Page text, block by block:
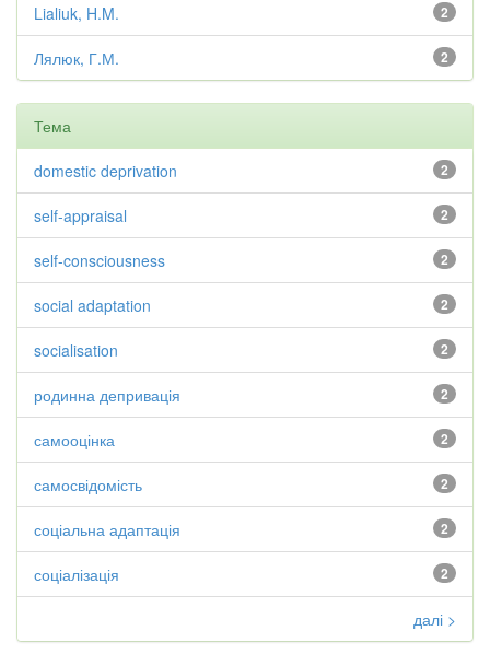
2
Lialiuk, H.M.
2
Лялюк, Г.М.
Тема
2
domestic deprivation
2
self-appraisal
2
self-consciousness
2
social adaptation
2
socialisation
2
родинна депривація
2
самооцінка
2
самосвідомість
2
соціальна адаптація
2
соціалізація
далі >